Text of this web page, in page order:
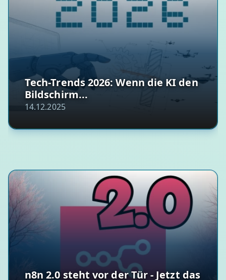
Tech-Trends 2026: Wenn die KI den
Bildschirm...
14.12.2025
n8n 2.0 steht vor der Tür - Jetzt das